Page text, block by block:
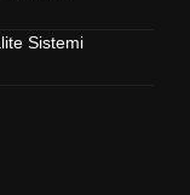
Sistemi